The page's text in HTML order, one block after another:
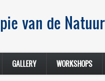
van de Natuur
GALLERY WORKSHOPS